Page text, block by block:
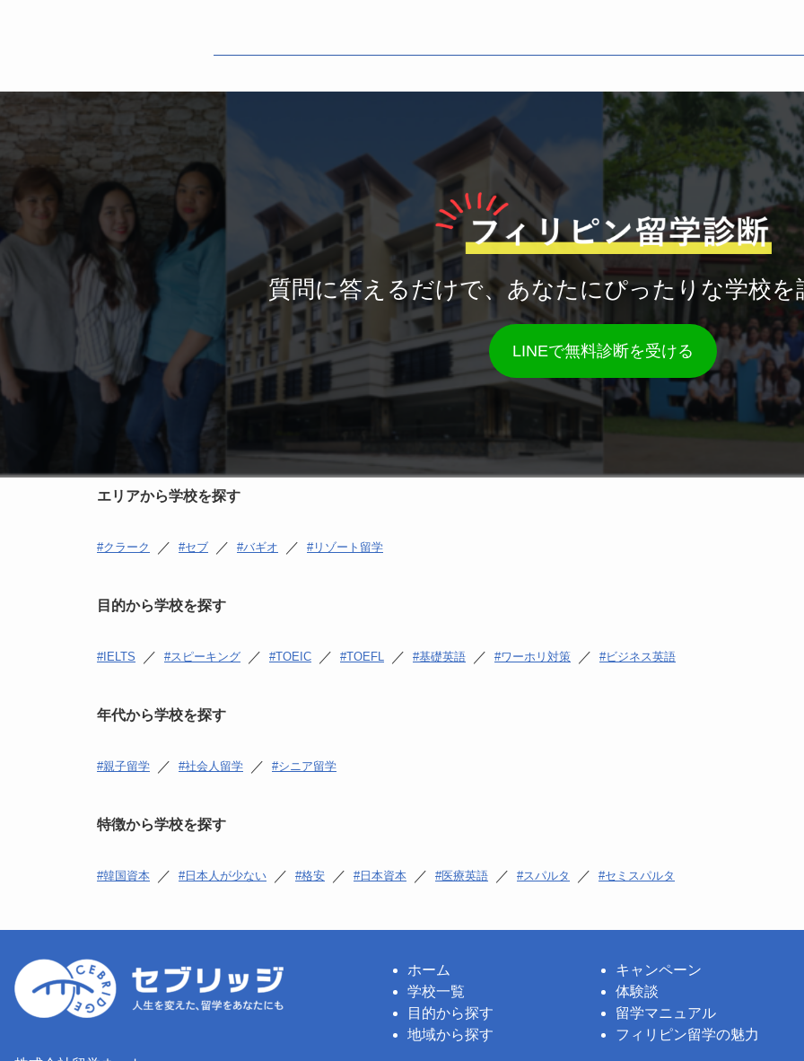
質問に答えるだけで、あなたにぴったりな学校を
LINEで無料診断を受ける
エリアから学校を探す
クラーク ／ セブ ／ バギオ ／ リゾート留学
目的から学校を探す
IELTS ／ スピーキング ／ TOEIC ／ TOEFL ／ 基礎英語 ／ ワーホリ対策 ／ ビジネス英語
年代から学校を探す
親子留学 ／ 社会人留学 ／ シニア留学
特徴から学校を探す
韓国資本 ／ 日本人が少ない ／ 格安 ／ 日本資本 ／ 医療英語 ／ スパルタ ／ セミスパルタ
ホーム
学校一覧
目的から探す
地域から探す
キャンペーン
体験談
留学マニュアル
フィリピン留学の魅力